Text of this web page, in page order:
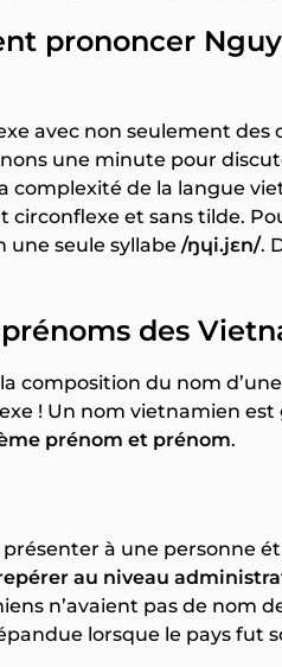
prononcer
avec non seulement des
une minute pour
complexité de la langue
circonflexe et sans tilde.
une seule syllabe /ŋɥi.jɛn/.
des
composition du nom
! Un nom vietnamien
prénom et prénom.
à une personne
au niveau
n’avaient pas de nom
lorsque le pays fut